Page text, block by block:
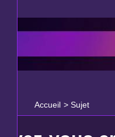
Accueil > Sujet